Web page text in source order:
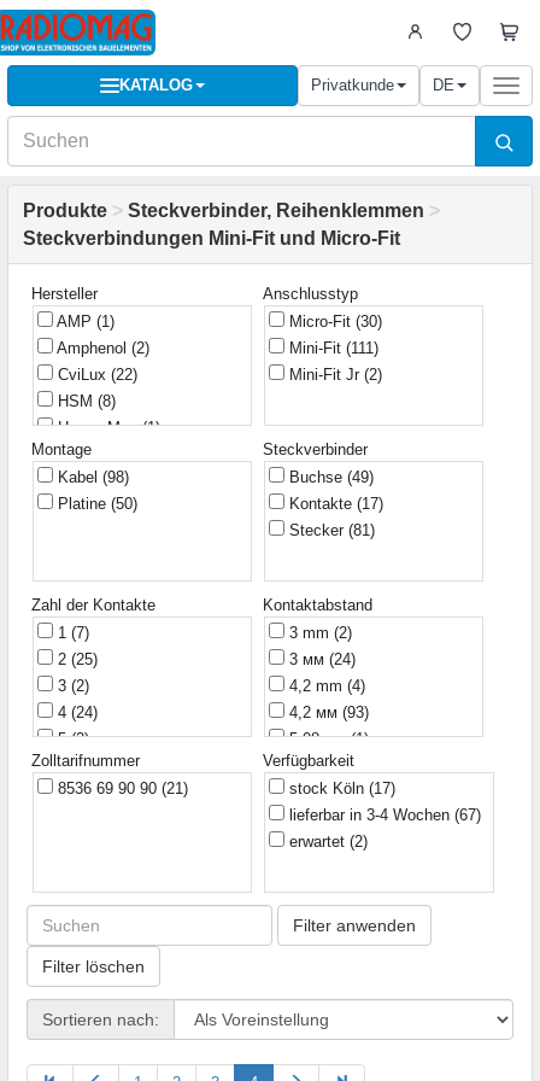
KATALOG Privatkunde DE
Produkte > Steckverbinder, Reihenklemmen >
Steckverbindungen Mini-Fit und Micro-Fit
Hersteller
AMP (1)
Amphenol (2)
CviLux (22)
HSM (8)
Hsuan Mao(1)
JST
JVT(9)
KLS(39)
Ninigi(25)
OUPIIN(1)
Anschlusstyp
Micro-Fit (30)
Mini-Fit (111)
Mini-Fit Jr (2)
Montage
Kabel (98)
Platine (50)
Steckverbinder
Buchse (49)
Kontakte (17)
Stecker (81)
Zahl der Kontakte
1 (7)
2 (25)
3 (2)
4 (24)
5(2)
6(16)
8(16)
14(6)
16(5)
18(3)
20 (8)
24(6)
Kontaktabstand
3 mm (2)
3 мм (24)
4,2 mm (4)
4,2 мм (93)
5,08 мм(1)
Zolltarifnummer
8536 69 90 90 (21)
Verfügbarkeit
stock Köln (17)
lieferbar in 3-4 Wochen (67)
erwartet (2)
Filter anwenden
Filter löschen
Sortieren nach: